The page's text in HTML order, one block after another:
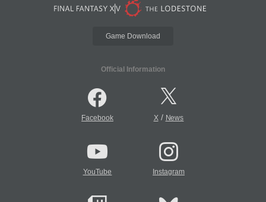
Game Download
Official Information
Facebook X/ News
YouTube Instagram